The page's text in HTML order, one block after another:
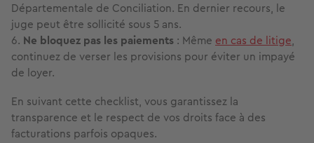
Départementale de Conciliation. En dernier recours, le
juge peut être sollicité sous 5 ans.
Ne bloquez pas les paiements : Même en cas de litige,
continuez de verser les provisions pour éviter un impayé
de loyer.
En suivant cette checklist, vous garantissez la
transparence et le respect de vos droits face à des
facturations parfois opaques.